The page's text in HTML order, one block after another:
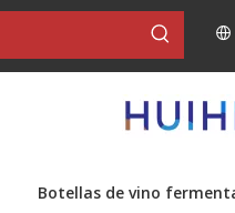
Botellas de vino